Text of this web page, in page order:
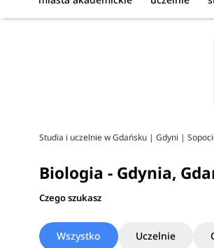
Studia i uczelnie w Gdańsku | Gdyni |
Biologia - Gdynia,
Czego szukasz
Wszystko Uczelnie